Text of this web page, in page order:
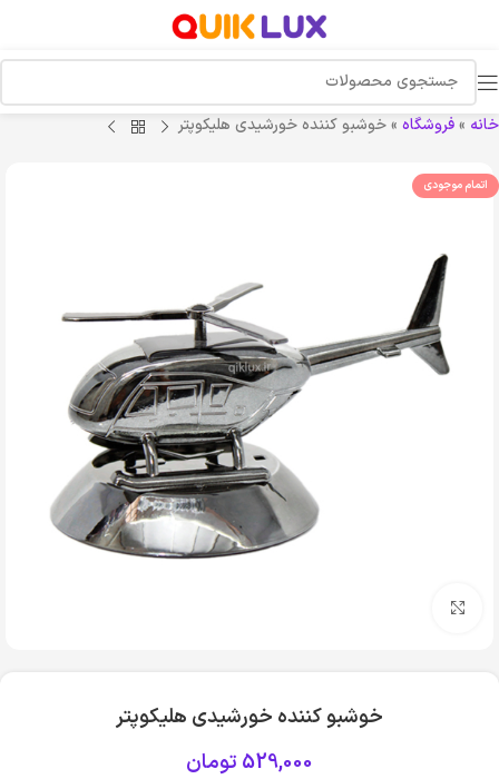
خانه »فروشگاه »خوشبو کننده خورشیدی هلیکوپتر
اتمام موجودی
خوشبو کننده خورشیدی هلیکوپتر
529,000 تومان